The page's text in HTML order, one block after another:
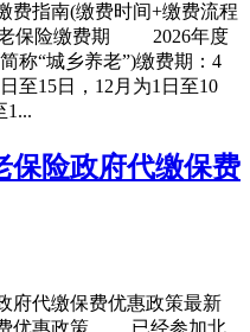
指南(缴费时间+缴费流程
保险缴费期 2026年度
称“城乡养老”)缴费期：4
至15日，12月为1日至10
保险政府代缴保费
代缴保费优惠政策最新